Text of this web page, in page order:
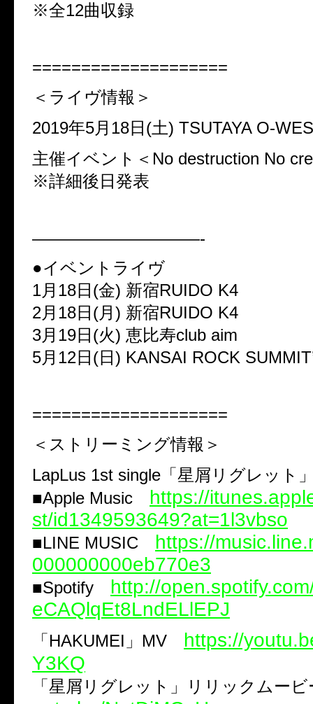
※全12曲収録
====================
＜ライヴ情報＞
2019年5月18日(土) TSUTAYA O-
主催イベント＜No destruction No
※詳細後日発表
——————————-
●イベントライヴ
1月18日(金) 新宿RUIDO K4
2月18日(月) 新宿RUIDO K4
3月19日(火) 恵比寿club aim
5月12日(日) KANSAI ROCK
====================
＜ストリーミング情報＞
LapLus 1st single「星屑リグレット
■Apple Music https://
st/id1349593649?at=1l3vbso
■LINE MUSIC https://
000000000eb770e3
■Spotify http://
eCAQlqEt8LndELlEPJ
「HAKUMEI」MV https://
Y3KQ
「星屑リグレット」リリックムー